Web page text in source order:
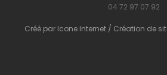
04 72 97 07 92
Créé par Icone Internet / Création de